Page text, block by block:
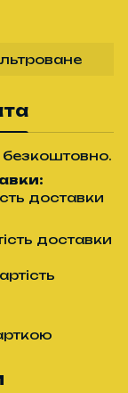
доставки
доставки